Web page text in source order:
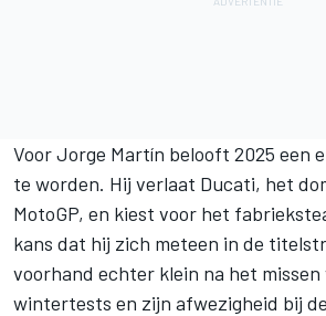
VoorJorge Martín belooft 2025 een
te worden. Hij verlaat Ducati, het
MotoGP, en kiest voor het
kans dat hij zich meteen in de
voorhand echter klein na het missen
wintertests en zijn afwezigheid bij